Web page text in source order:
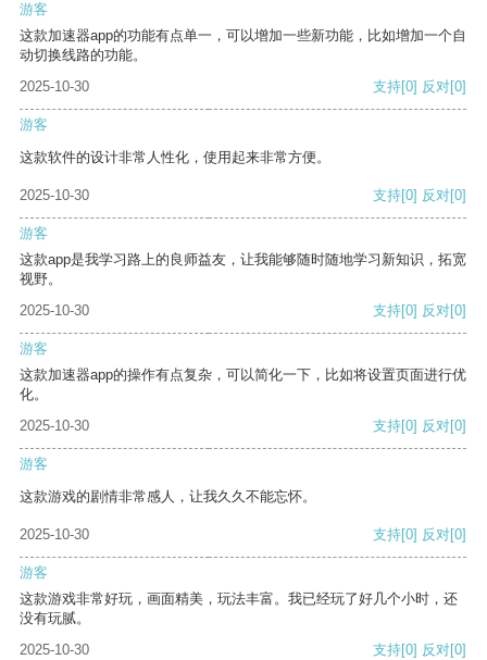
游客
这款加速器app的功能有点单一，可以增加一些新功能，比如增加一个自
动切换线路的功能。
2025-10-30
支持[0] 反对[0]
游客
这款软件的设计非常人性化，使用起来非常方便。
2025-10-30 支持[0] 反对[0]
游客
这款app是我学习路上的良师益友，让我能够随时随地学习新知识，拓宽
视野。
2025-10-30
支持[0] 反对[0]
游客
这款加速器app的操作有点复杂，可以简化一下，比如将设置页面进行优
化。
2025-10-30
支持[0] 反对[0]
游客
这款游戏的剧情非常感人，让我久久不能忘怀。
2025-10-30 支持[0] 反对[0]
游客
这款游戏非常好玩，画面精美，玩法丰富。我已经玩了好几个小时，还
没有玩腻。
2025-10-30
支持[0] 反对[0]